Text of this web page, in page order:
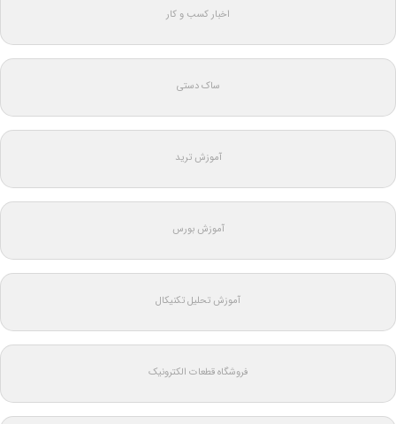
اخبار کسب و کار
ساک دستی
آموزش ترید
آموزش بورس
آموزش تحلیل تکنیکال
فروشگاه قطعات الکترونیک